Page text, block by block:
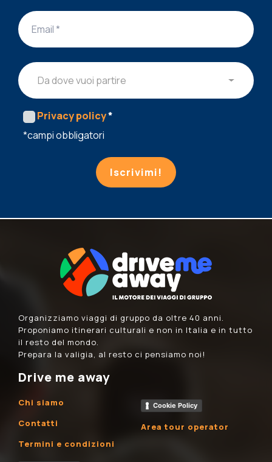
Da dove vuoi partire
Privacy policy*
*campi obbligatori
Iscrivimi!
Organizziamo viaggi di gruppo da oltre 40 anni.
Proponiamo itinerari culturali e non in Italia e in tutto
il resto del mondo.
Prepara la valigia, al resto ci pensiamo noi!
Drive me away
Chi siamo
Contatti
Termini e condizioni
Cookie Policy
Area tour operator